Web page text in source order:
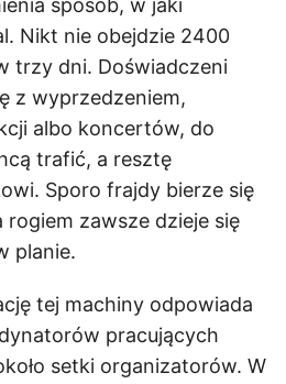
sposób, w jaki
Nikt nie obejdzie 2400
trzy dni. Doświadczeni
z wyprzedzeniem,
albo koncertów, do
trafić, a resztę
Sporo frajdy bierze się
rogiem zawsze dzieje się
planie.
tej machiny odpowiada
pracujących
setki organizatorów. W